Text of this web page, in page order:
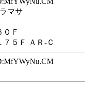
マサ
Ｆ
Ｆ ＡＲ-Ｃ